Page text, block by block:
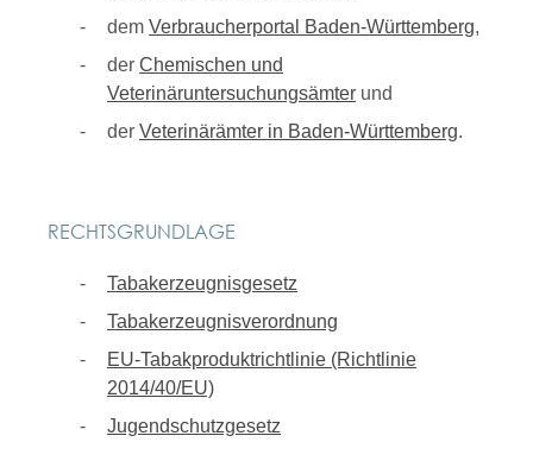
dem Verbraucherportal Baden-Württemberg,
der Chemischen und
Veterinäruntersuchungsämter und
der Veterinärämter in Baden-Württemberg.
RECHTSGRUNDLAGE
Tabakerzeugnisgesetz
Tabakerzeugnisverordnung
EU-Tabakproduktrichtlinie (Richtlinie
2014/40/EU)
Jugendschutzgesetz